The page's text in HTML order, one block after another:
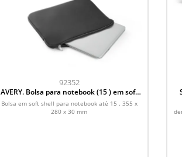
92352
AVERY. Bolsa para notebook (15 ) em soft
Bolsa em soft shell para notebook até 15 . 355 x
280 x 30 mm